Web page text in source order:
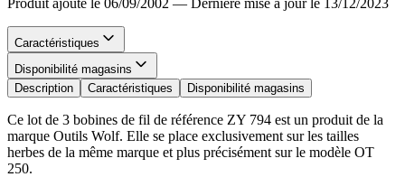
Caractéristiques
Disponibilité magasins
Description
Caractéristiques Disponibilité magasins
Ce lot de 3 bobines de fil de référence ZY 794 est un produit de la
marque Outils Wolf. Elle se place exclusivement sur les tailles
herbes de la même marque et plus précisément sur le modèle OT
250.